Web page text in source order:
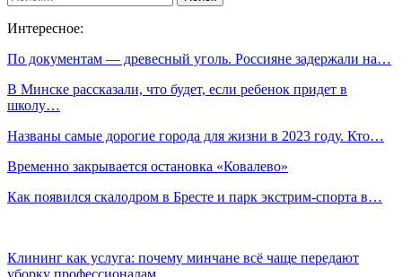
Интересное:
По документам — древесный уголь. Россияне задержали на…
В Минске рассказали, что будет, если ребенок придет в
школу…
Названы самые дорогие города для жизни в 2023 году. Кто…
Временно закрывается остановка «Ковалево»
Как появился скалодром в Бресте и парк экстрим-спорта в…
Клининг как услуга: почему минчане всё чаще передают
уборку профессионалам